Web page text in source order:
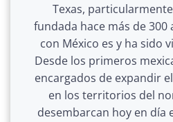
Texas,
fundada hace más de 300
con México es y ha sido
Desde los primeros
encargados de expandir
en los territorios del
desembarcan hoy en día